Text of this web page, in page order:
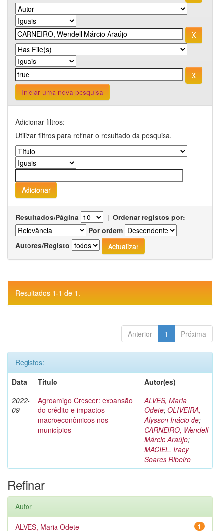
Iniciar uma nova pesquisa
Adicionar filtros:
Utilizar filtros para refinar o resultado da pesquisa.
Resultados/Página | Ordenar registos por:
Por ordem
Autores/Registo
Resultados 1-1 de 1.
Anterior 1 Próxima
Registos:
Data
Título
Autor(es)
2022-
09
Agroamigo Crescer: expansão
do crédito e impactos
macroeconômicos nos
municípios
ALVES, Maria
Odete; OLIVEIRA,
Alysson Inácio de;
CARNEIRO, Wendell
Márcio Araújo;
MACIEL, Iracy
Soares Ribeiro
Refinar
Autor
1
ALVES, Maria Odete